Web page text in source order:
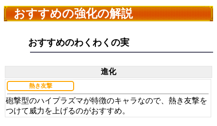
おすすめの強化の解説
おすすめのわくわくの実
進化
熱き友撃
砲撃型のハイプラズマが特徴のキャラなので、熱き友撃を
つけて威力を上げるのがおすすめ。